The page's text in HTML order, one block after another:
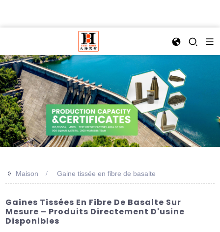
>> Maison Gaine tissée en fibre de basalte
Gaines Tissées En Fibre De Basalte Sur
Mesure – Produits Directement D'usine
Disponibles